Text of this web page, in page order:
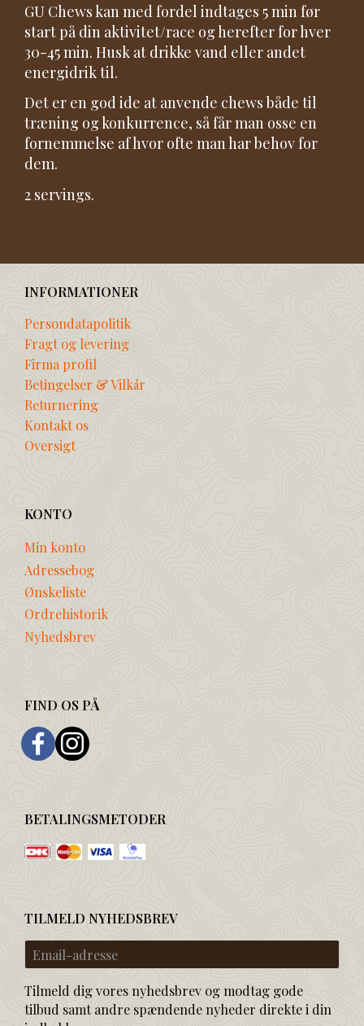
GU Chews kan med fordel indtages 5 min før
start på din aktivitet/race og herefter for hver
30-45 min. Husk at drikke vand eller andet
energidrik til.
Det er en god ide at anvende chews både til
træning og konkurrence, så får man osse en
fornemmelse af hvor ofte man har behov for
dem.
2 servings.
INFORMATIONER
Persondatapolitik
Fragt og levering
Firma profil
Betingelser & Vilkår
Returnering
Kontakt os
Oversigt
KONTO
Min konto
Adressebog
Ønskeliste
Ordrehistorik
Nyhedsbrev
FIND OS PÅ
BETALINGSMETODER
TILMELD NYHEDSBREV
Email-
adresse
Tilmeld dig vores nyhedsbrev og modtag gode
tilbud samt andre spændende nyheder direkte i din